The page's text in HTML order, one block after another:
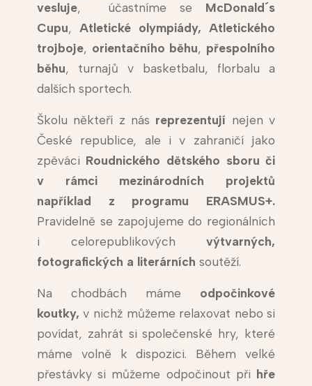
vesluje, účastníme se McDonald´s
Cupu, Atletické olympiády,
Atletického
trojboje, orientačního běhu, přespolního
běhu, turnajů v basketbalu, florbalu a
dalších sportech.
Školu někteří z nás reprezentují nejen v
České republice, ale i v zahraničí jako
zpěváci Roudnického dětského sboru či
v rámci mezinárodních projektů
například z programu ERASMUS+.
Pravidelně se zapojujeme do regionálních
i celorepublikovýchvýtvarných,
fotografických a literárních soutěží.
Na chodbách máme odpočinkové
koutky, v nichž můžeme relaxovat nebo si
povídat, zahrát si společenské hry, které
máme volně k dispozici. Během velké
přestávky si můžeme odpočinout při hře